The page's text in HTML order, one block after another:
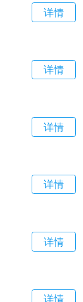
详情
详情
详情
详情
详情
详情